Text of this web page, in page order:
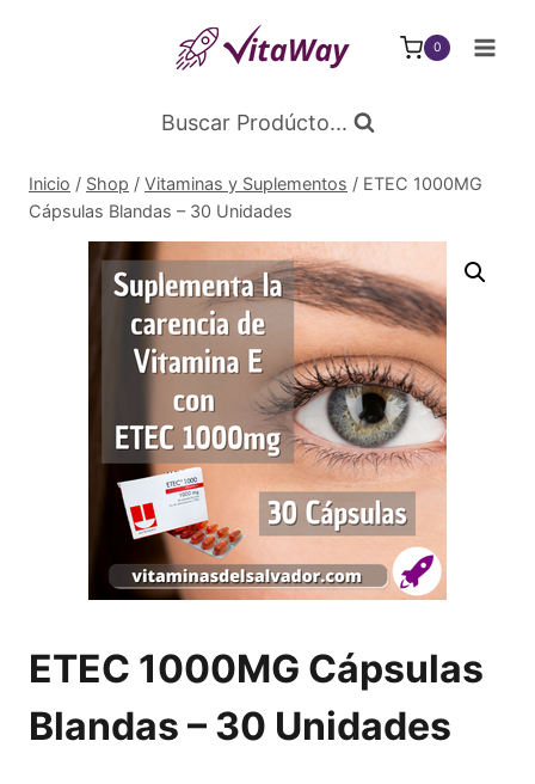
0
Buscar Prodúcto...
Inicio / Shop / Vitaminas y Suplementos / ETEC 1000MG
Cápsulas Blandas – 30 Unidades
ETEC 1000MG Cápsulas
Blandas – 30 Unidades